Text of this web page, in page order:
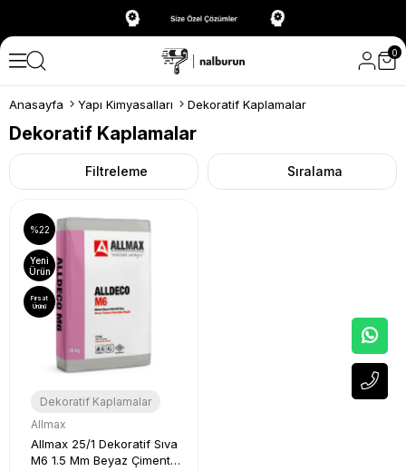
0
Anasayfa Yapı Kimyasalları Dekoratif Kaplamalar
Dekoratif Kaplamalar
Filtreleme Sıralama
Dekoratif Kaplamalar
Allmax
Allmax 25/1 Dekoratif Sıva
M6 1.5 Mm Beyaz Çimento
%22
Yeni
Ürün
Fırsat
Ürünü